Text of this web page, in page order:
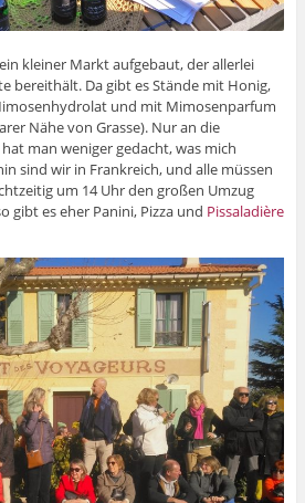
kleiner Markt aufgebaut, der allerlei
bereithält. Da gibt es Stände mit Honig,
und mit Mimosenparfum
Nähe von Grasse). Nur an die
man weniger gedacht, was mich
sind wir in Frankreich, und alle müssen
um 14 Uhr den großen Umzug
gibt es eher Panini, Pizza und Pissaladière